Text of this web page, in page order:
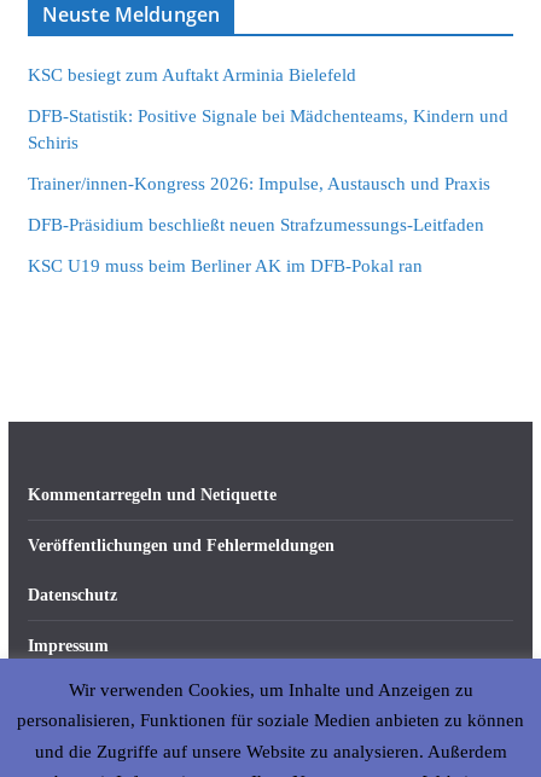
Neuste Meldungen
KSC besiegt zum Auftakt Arminia Bielefeld
DFB-Statistik: Positive Signale bei Mädchenteams, Kindern und
Schiris
Trainer/innen-Kongress 2026: Impulse, Austausch und Praxis
DFB-Präsidium beschließt neuen Strafzumessungs-Leitfaden
KSC U19 muss beim Berliner AK im DFB-Pokal ran
Kommentarregeln und Netiquette
Veröffentlichungen und Fehlermeldungen
Datenschutz
Impressum
Über abseits-ka.de
Wir verwenden Cookies, um Inhalte und Anzeigen zu
personalisieren, Funktionen für soziale Medien anbieten zu können
und die Zugriffe auf unsere Website zu analysieren. Außerdem